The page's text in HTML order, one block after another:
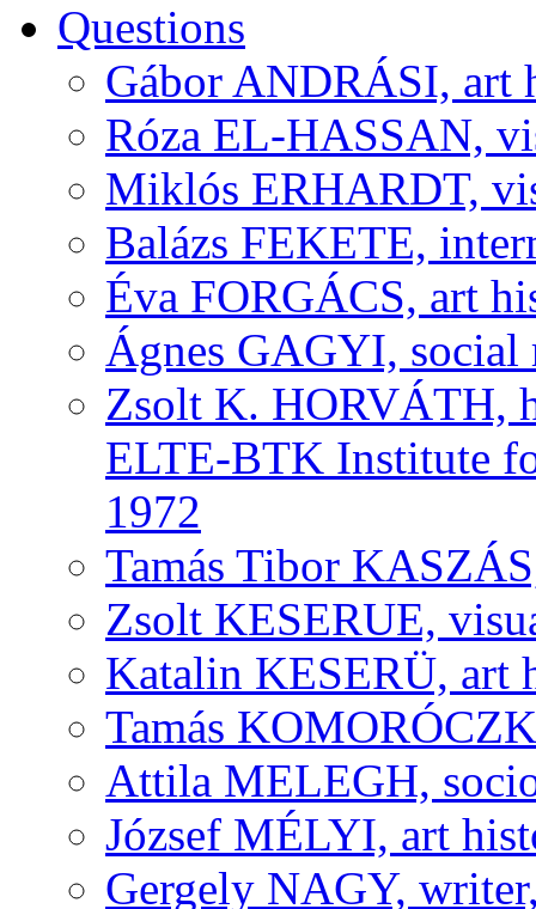
Questions
Gábor ANDRÁSI, art
Róza EL-HASSAN,
Miklós ERHARDT,
Balázs FEKETE,
Éva FORGÁCS, art
Ágnes GAGYI, social
Zsolt K. HORVÁTH,
ELTE-BTK Institute
1972
Tamás Tibor
Zsolt KESERUE,
Katalin KESERÜ, art
Tamás
Attila MELEGH,
József MÉLYI, art
Gergely NAGY,